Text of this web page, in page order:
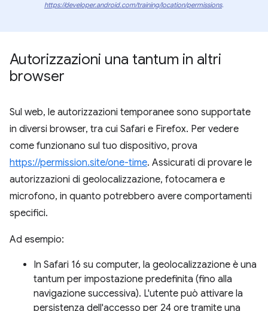
https://developer.android.com/training/location/permissions.
Autorizzazioni una tantum in altri
browser
Sul web, le autorizzazioni temporanee sono supportate
in diversi browser, tra cui Safari e Firefox. Per vedere
come funzionano sul tuo dispositivo, prova
https://permission.site/one-time. Assicurati di provare le
autorizzazioni di geolocalizzazione, fotocamera e
microfono, in quanto potrebbero avere comportamenti
specifici.
Ad esempio:
In Safari 16 su computer, la geolocalizzazione è una
tantum per impostazione predefinita (fino alla
navigazione successiva). L'utente può attivare la
persistenza dell'accesso per 24 ore tramite una